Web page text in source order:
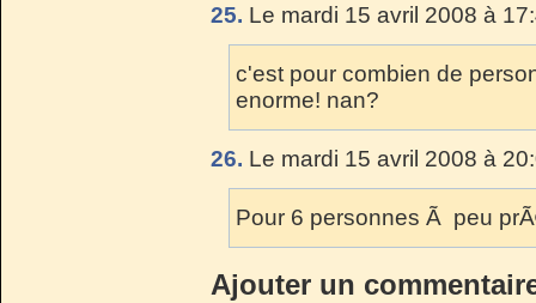
25. Le mardi 15 avril 2008 à
c'est pour combien de
enorme! nan?
26. Le mardi 15 avril 2008 à
Pour 6 personnes Ã peu
Ajouter un